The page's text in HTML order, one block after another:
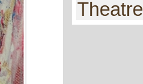
Theatre